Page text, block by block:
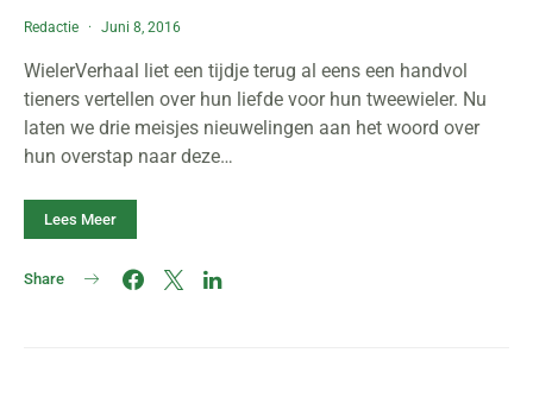
Redactie Juni 8, 2016
WielerVerhaal liet een tijdje terug al eens een handvol
tieners vertellen over hun liefde voor hun tweewieler. Nu
laten we drie meisjes nieuwelingen aan het woord over
hun overstap naar deze…
Lees Meer
Share